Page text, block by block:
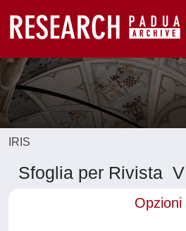
IRIS
Sfoglia per Rivista
Opzioni